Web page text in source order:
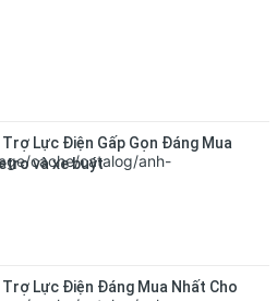
Lực Điện Gấp Gọn Đáng Mua
và xe buýt
Lực Điện Đáng Mua Nhất Cho